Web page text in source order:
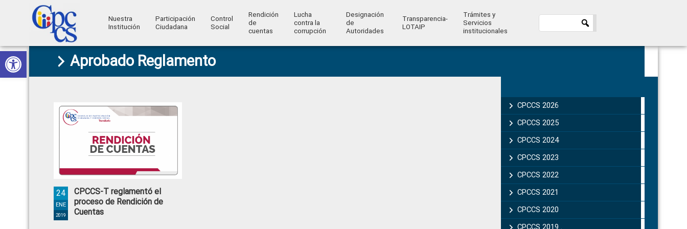
Abrir barra de herramientas
Skip
to
primary
Skip
to
main
Skip
to
primary
Skip
to
footer
Consejo
Ciudadana
Construyendo
Ciudadano
Nuestra
Institución
Participación
Ciudadana
Control
Social
Rendición
de
cuentas
Lucha
contra la
corrupción
Designación
de
Autoridades
Transparencia-
LOTAIP
Trámites y
Servicios
institucionales
Aprobado Reglamento
CPCCS-T reglamentó el
proceso de Rendición de
Cuentas
24
ENE
2019
Sidebar
CPCCS 2026
CPCCS 2025
CPCCS 2024
CPCCS 2023
CPCCS 2022
CPCCS 2021
CPCCS 2020
CPCCS 2019 .